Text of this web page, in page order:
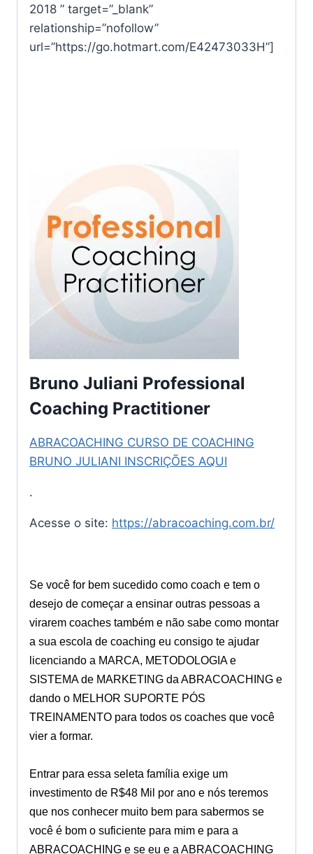
2018 ” target=”_blank”
relationship=”nofollow”
url=”https://go.hotmart.com/E42473033H”]
Bruno Juliani Professional
Coaching Practitioner
ABRACOACHING CURSO DE COACHING
BRUNO JULIANI INSCRIÇÕES AQUI
.
Acesse o site: https://abracoaching.com.br/
Se você for bem sucedido como coach e tem o
desejo de começar a ensinar outras pessoas a
virarem coaches também e não sabe como montar
a sua escola de coaching eu consigo te ajudar
licenciando a MARCA, METODOLOGIA e
SISTEMA de MARKETING da ABRACOACHING e
dando o MELHOR SUPORTE PÓS
TREINAMENTO para todos os coaches que você
vier a formar.
Entrar para essa seleta família exige um
investimento de R$48 Mil por ano e nós teremos
que nos conhecer muito bem para sabermos se
você é bom o suficiente para mim e para a
ABRACOACHING e se eu e a ABRACOACHING